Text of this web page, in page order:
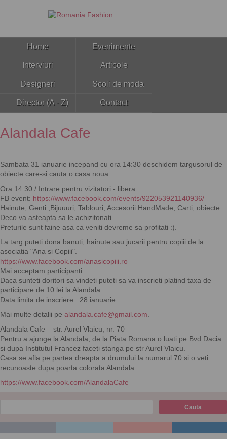
Home Evenimente
Interviuri Articole
Designeri Scoli de moda
Director (A - Z) Contact
Alandala Cafe
Sambata 31 ianuarie incepand cu ora 14:30 deschidem targusorul de
obiecte care-si cauta o casa noua.
Ora 14:30 / Intrare pentru vizitatori - libera.
FB event: https://www.facebook.com/events/922053921140936/
Hainute, Genti ,Bijuuuri, Tablouri, Accesorii HandMade, Carti, obiecte
Deco va asteapta sa le achizitonati.
Preturile sunt faine asa ca veniti devreme sa profitati :).
La targ puteti dona banuti, hainute sau jucarii pentru copiii de la
asociatia "Ana si Copiii".
https://www.facebook.com/anasicopiii.ro
Mai acceptam participanti.
Daca sunteti doritori sa vindeti puteti sa va inscrieti platind taxa de
participare de 10 lei la Alandala.
Data limita de inscriere : 28 ianuarie.
Mai multe detalii pe alandala.cafe@gmail.com
Alandala Cafe – str. Aurel Vlaicu, nr. 70
Pentru a ajunge la Alandala, de la Piata Romana o luati pe Bvd Dacia
si dupa Institutul Francez faceti stanga pe str Aurel Vlaicu.
Casa se afla pe partea dreapta a drumului la numarul 70 si o veti
recunoaste dupa poarta colorata Alandala.
https://www.facebook.com/AlandalaCafe